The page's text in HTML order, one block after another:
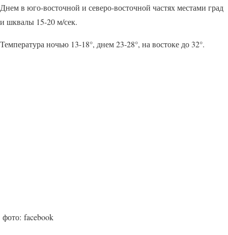
Днем в юго-восточной и северо-восточной частях местами град
и шквалы 15-20 м/сек.
Температура ночью 13-18°, днем 23-28°, на востоке до 32°.
фото: facebook